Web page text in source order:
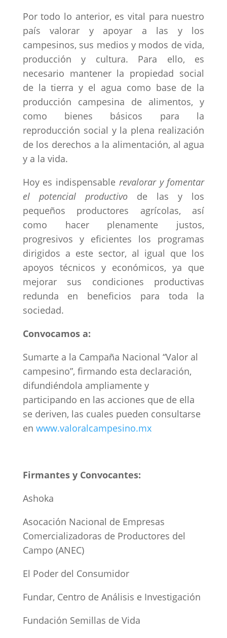
Por todo lo anterior, es vital para nuestro
país valorar y apoyar a las y los
campesinos, sus medios y modos de vida,
producción y cultura. Para ello, es
necesario mantener la propiedad social
de la tierra y el agua como base de la
producción campesina de alimentos, y
como bienes básicos para la
reproducción social y la plena realización
de los derechos a la alimentación, al agua
y a la vida.
Hoy es indispensable revalorar y fomentar
el potencial productivode las y los
pequeños productores agrícolas, así
como hacer plenamente justos,
progresivos y eficientes los programas
dirigidos a este sector, al igual que los
apoyos técnicos y económicos, ya que
mejorar sus condiciones productivas
redunda en beneficios para toda la
sociedad.
Convocamos a:
Sumarte a la Campaña Nacional “Valor al
campesino”, firmando esta declaración,
difundiéndola ampliamente y
participando en las acciones que de ella
se deriven, las cuales pueden consultarse
en www.valoralcampesino.mx
Firmantes y Convocantes:
Ashoka
Asocación Nacional de Empresas
Comercializadoras de Productores del
Campo (ANEC)
El Poder del Consumidor
Fundar, Centro de Análisis e Investigación
Fundación Semillas de Vida